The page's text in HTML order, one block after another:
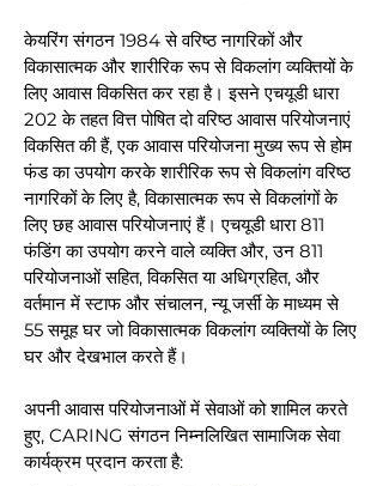
केयरिंग संगठन 1984 से वरिष्ठ नागरिकों और
विकासात्मक और शारीरिक रूप से विकलांग व्यक्तियों के
लिए आवास विकसित कर रहा है। इसने एचयूडी धारा
202 के तहत वित्त पोषित दो वरिष्ठ आवास परियोजनाएं
विकसित की हैं, एक आवास परियोजना मुख्य रूप से होम
फंड का उपयोग करके शारीरिक रूप से विकलांग वरिष्ठ
नागरिकों के लिए है, विकासात्मक रूप से विकलांगों के
लिए छह आवास परियोजनाएं हैं। एचयूडी धारा 811
फंडिंग का उपयोग करने वाले व्यक्ति और, उन 811
परियोजनाओं सहित, विकसित या अधिग्रहित, और
वर्तमान में स्टाफ और संचालन, न्यू जर्सी के माध्यम से
55 समूह घर जो विकासात्मक विकलांग व्यक्तियों के लिए
घर और देखभाल करते हैं।
अपनी आवास परियोजनाओं में सेवाओं को शामिल करते
हुए, CARING संगठन निम्नलिखित सामाजिक सेवा
कार्यक्रम प्रदान करता है: